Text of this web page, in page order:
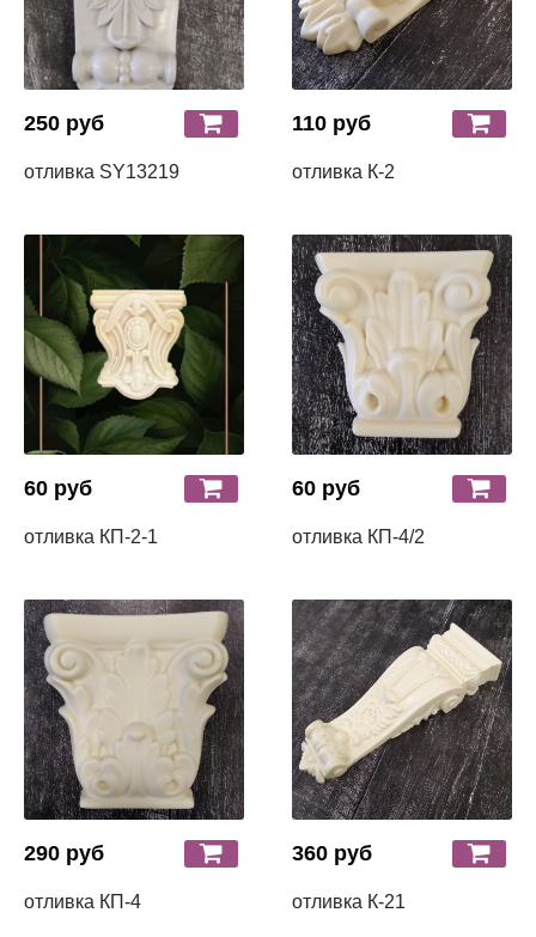
250 руб
отливка SY13219
110 руб
отливка К-2
60 руб
отливка КП-2-1
60 руб
отливка КП-4/2
290 руб
отливка КП-4
360 руб
отливка К-21